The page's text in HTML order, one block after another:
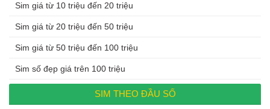
Sim giá từ 10 triệu đến 20 triệu
Sim giá từ 20 triệu đến 50 triệu
Sim giá từ 50 triệu đến 100 triệu
Sim số đẹp giá trên 100 triệu
SIM THEO ĐẦU SỐ